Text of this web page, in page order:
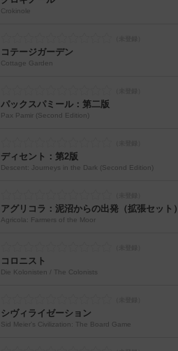
Crokinole
コテージガーデン
Cottage Garden
パックスパミール：第二版
Pax Pamir (Second Edition)
ディセント：第2版
Descent: Journeys in the Dark (Second Edition)
アグリコラ：泥沼からの出発（拡張セット）
Agricola: Farmers of the Moor
コロニスト
Die Kolonisten / The Colonists
シヴィライゼーション
Sid Meier's Civilization: The Board Game